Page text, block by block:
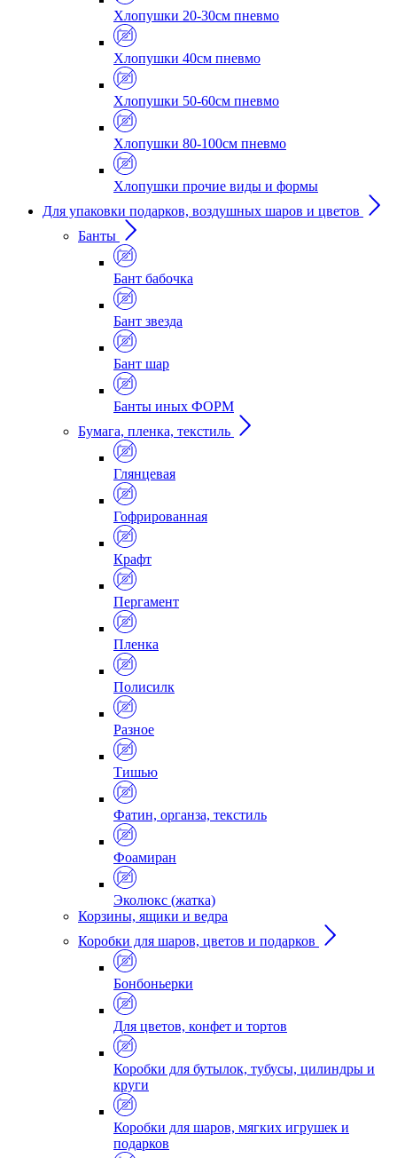
Хлопушки 20-30см пневмо
Хлопушки 40см пневмо
Хлопушки 50-60см пневмо
Хлопушки 80-100см пневмо
Хлопушки прочие виды и формы
Для упаковки подарков, воздушных шаров и цветов
Банты
Бант бабочка
Бант звезда
Бант шар
Банты иных ФОРМ
Бумага, пленка, текстиль
Глянцевая
Гофрированная
Крафт
Пергамент
Пленка
Полисилк
Разное
Тишью
Фатин, органза, текстиль
Фоамиран
Эколюкс (жатка)
Корзины, ящики и ведра
Коробки для шаров, цветов и подарков
Бонбоньерки
Для цветов, конфет и тортов
Коробки для бутылок, тубусы, цилиндры и
круги
Коробки для шаров, мягких игрушек и
подарков